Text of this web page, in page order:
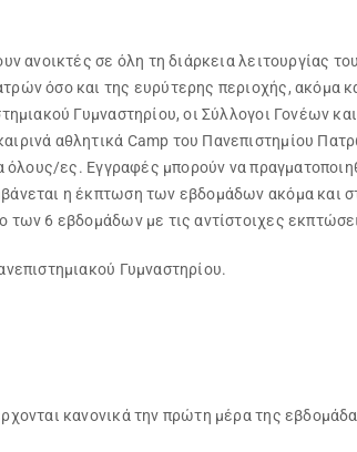
ανοικτές σε όλη τη διάρκεια λειτουργίας
όσο και της ευρύτερης περιοχής, ακόμα
Γυμναστηρίου, οι Σύλλογοι Γονέων
αθλητικά Camp του Πανεπιστημίου
ες. Εγγραφές μπορούν να
η έκπτωση των εβδομάδων ακόμα και
των 6 εβδομάδων με τις αντίστοιχες
Γυμναστηρίου.
κανονικά την πρώτη μέρα της